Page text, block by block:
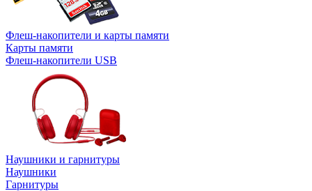
Флеш-накопители и карты памяти
Карты памяти
Флеш-накопители USB
Наушники и гарнитуры
Наушники
Гарнитуры